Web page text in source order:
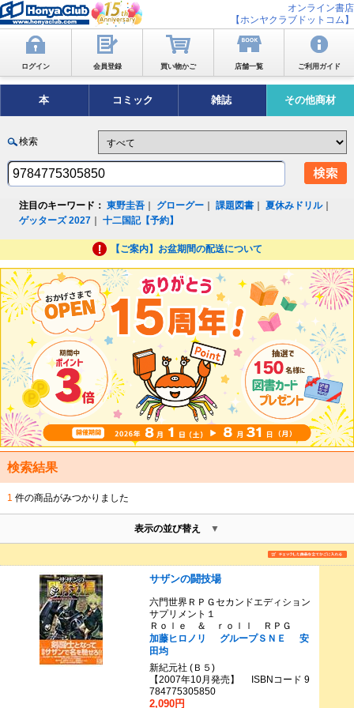
オンライン書店
【ホンヤクラブドットコム】
ログイン 会員登録 買い物かご 店舗一覧 ご利用ガイド
本 コミック 雑誌 その他商材
検索
注目のキーワード： 東野圭吾 グローグー ｜課題図書 ｜夏休みドリル｜
ゲッターズ 2027 ｜十二国記【予約】
【ご案内】お盆期間の配送について
検索結果
1 件の商品がみつかりました
表示の並び替え
サザンの闘技場
六門世界ＲＰＧセカンドエディション
サプリメント１
Ｒｏｌｅ ＆ ｒｏｌｌ ＲＰＧ
加藤ヒロノリ
グループＳＮＥ
安
田均
新紀元社 (Ｂ５)
【2007年10月発売】 ISBNコード 9
784775305850
2,090円